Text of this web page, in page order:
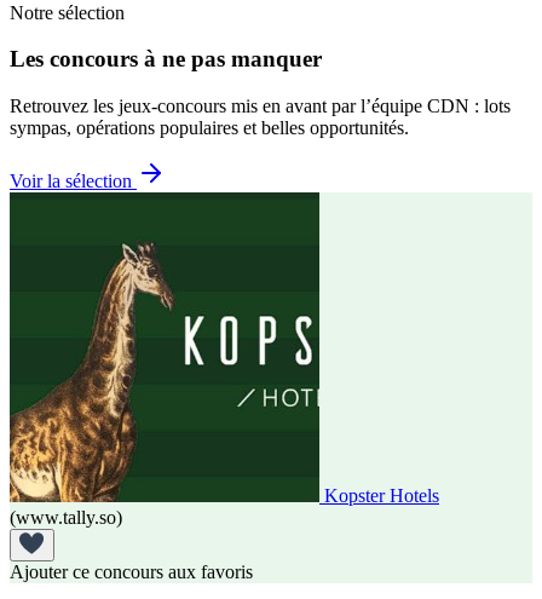
Notre sélection
Les concours à ne pas manquer
Retrouvez les jeux-concours mis en avant par l’équipe CDN : lots
sympas, opérations populaires et belles opportunités.
Voir la sélection
Kopster Hotels
(www.tally.so)
Ajouter ce concours aux favoris